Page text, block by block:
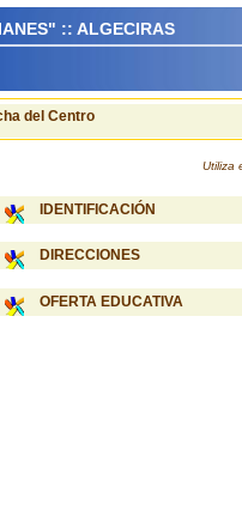
:: ALGECIRAS
del Centro
Utiliza
IDENTIFICACIÓN
DIRECCIONES
OFERTA EDUCATIVA